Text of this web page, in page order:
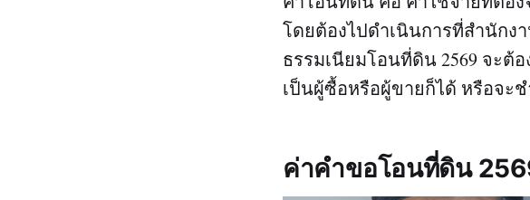
โดยต้องไปดำเนินการที่สำนักง
ธรรมเนียมโอนที่ดิน 2569 จะต้
เป็นผู้ซื้อหรือผู้ขายก็ได้ หรือจะ
ค่าคำขอโอนที่ดิน